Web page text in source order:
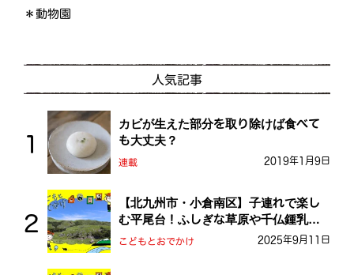
＊動物園
人気記事
カビが生えた部分を取り除けば食べて
も大丈夫？
連載 2019年1月9日
【北九州市・小倉南区】子連れで楽し
む平尾台！ふしぎな草原や千仏鍾乳洞
を探検しよう！
こどもとおでかけ 2025年9月11日